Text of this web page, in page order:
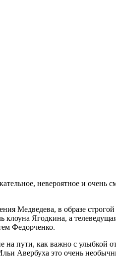
невероятное и очень
Медведева, в образе
Ягодкина, а
Федорченко.
на пути, как важно с улыбкой
Авербуха это очень